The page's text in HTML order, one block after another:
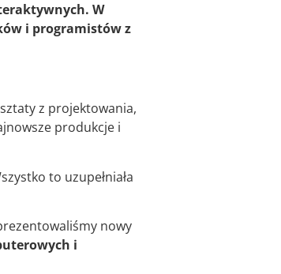
W
i programistów z
z projektowania,
produkcje i
to uzupełniała
nowy
i